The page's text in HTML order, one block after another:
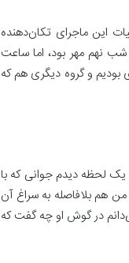
این ماجرای تکان‌دهنده
نهم مهر بود، اما ساعت
و گروه دیگری هم که
یک لحظه دیدم جوانی که با
هم بلافاصله به سراغ آن
در گوش او چه گفت که